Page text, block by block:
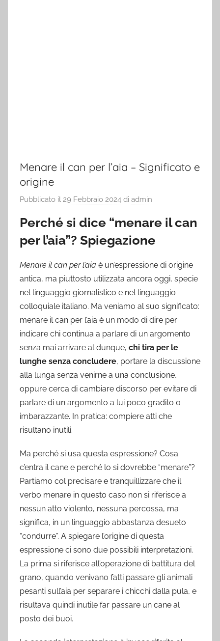
Menare il can per l’aia – Significato e
origine
Pubblicato il 29 Febbraio 2024 di admin
Perché si dice “menare il can
per l’aia”? Spiegazione
Menare il can per l’aia è un’espressione di origine
antica, ma piuttosto utilizzata ancora oggi, specie
nel linguaggio giornalistico e nel linguaggio
colloquiale italiano. Ma veniamo al suo significato:
menare il can per l’aia è un modo di dire per
indicare chi continua a parlare di un argomento
senza mai arrivare al dunque, chi tira per le
lunghe senza concludere, portare la discussione
alla lunga senza venirne a una conclusione,
oppure cerca di cambiare discorso per evitare di
parlare di un argomento a lui poco gradito o
imbarazzante. In pratica: compiere atti che
risultano inutili.
Ma perché si usa questa espressione? Cosa
c’entra il cane e perché lo si dovrebbe “menare”?
Partiamo col precisare e tranquillizzare che il
verbo menare in questo caso non si riferisce a
nessun atto violento, nessuna percossa, ma
significa, in un linguaggio abbastanza desueto
“condurre”. A spiegare l’origine di questa
espressione ci sono due possibili interpretazioni.
La prima si riferisce all’operazione di battitura del
grano, quando venivano fatti passare gli animali
pesanti sull’aia per separare i chicchi dalla pula, e
risultava quindi inutile far passare un cane al
posto dei buoi.